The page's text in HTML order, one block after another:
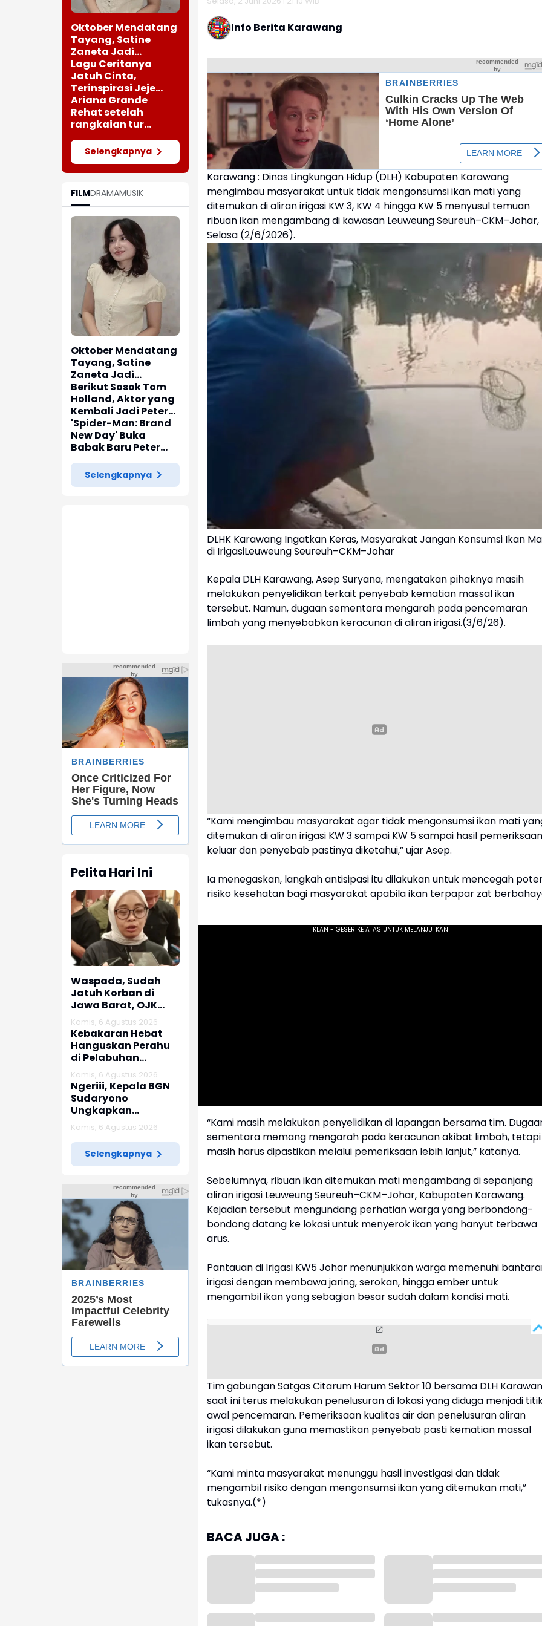
Oktober Mendatang
Tayang, Satine
Zaneta Jadi
Pemeran Utama Film
Siti Si Vampir
Lagu Ceritanya
Jatuh Cinta,
Terinspirasi Jeje
saat Bertemu
Perempuan Cantik
Ariana Grande
Rehat setelah
rangkaian tur
"Eternal Sunshine"
Selengkapnya
FILMDRAMAMUSIK
Oktober Mendatang
Tayang, Satine
Zaneta Jadi
Pemeran Utama Film
Siti Si Vampir
Berikut Sosok Tom
Holland, Aktor yang
Kembali Jadi Peter
Parker di 'Spider-
Man: Brand New Day'
'Spider-Man: Brand
New Day' Buka
Babak Baru Peter
Parker di Marvel
Cinematic Universe
Selengkapnya
Pelita Hari Ini
Waspada, Sudah
Jatuh Korban di
Jawa Barat, OJK
dan Polisi Ungkap
Dugaan Penipuan
Modus Titip Limit
Paylater
Kamis, 6 Agustus 2026
Kebakaran Hebat
Hanguskan Perahu
di Pelabuhan
Karangsong
Indramayu
Kamis, 6 Agustus 2026
Ngeriii, Kepala BGN
Sudaryono
Ungkapkan
Diketemukan Ada 6
Juta Data Ganda
Siswa Penerima MBG
Kamis, 6 Agustus 2026
Selengkapnya
Info Berita Karawang
Karawang : Dinas Lingkungan Hidup (DLH) Kabupaten Karawang
mengimbau masyarakat untuk tidak mengonsumsi ikan mati yang
ditemukan di aliran irigasi KW 3, KW 4 hingga KW 5 menyusul temuan
ribuan ikan mengambang di kawasan Leuweung Seureuh–CKM–Johar,
Selasa (2/6/2026).
DLHK Karawang Ingatkan Keras, Masyarakat Jangan Konsumsi Ikan
di IrigasiLeuweung Seureuh–CKM–Johar
Kepala DLH Karawang, Asep Suryana, mengatakan pihaknya masih
melakukan penyelidikan terkait penyebab kematian massal ikan
tersebut. Namun, dugaan sementara mengarah pada pencemaran
limbah yang menyebabkan keracunan di aliran irigasi.(3/6/26).
“Kami mengimbau masyarakat agar tidak mengonsumsi ikan mati
ditemukan di aliran irigasi KW 3 sampai KW 5 sampai hasil pemeriksaan
keluar dan penyebab pastinya diketahui,” ujar Asep.
Ia menegaskan, langkah antisipasi itu dilakukan untuk mencegah
risiko kesehatan bagi masyarakat apabila ikan terpapar zat
“Kami masih melakukan penyelidikan di lapangan bersama tim.
sementara memang mengarah pada keracunan akibat limbah, tetapi
masih harus dipastikan melalui pemeriksaan lebih lanjut,” katanya.
Sebelumnya, ribuan ikan ditemukan mati mengambang di sepanjang
aliran irigasi Leuweung Seureuh–CKM–Johar, Kabupaten Karawang.
Kejadian tersebut mengundang perhatian warga yang berbondong-
bondong datang ke lokasi untuk menyerok ikan yang hanyut terbawa
arus.
Pantauan di Irigasi KW5 Johar menunjukkan warga memenuhi
irigasi dengan membawa jaring, serokan, hingga ember untuk
mengambil ikan yang sebagian besar sudah dalam kondisi mati.
Tim gabungan Satgas Citarum Harum Sektor 10 bersama DLH
saat ini terus melakukan penelusuran di lokasi yang diduga menjadi
awal pencemaran. Pemeriksaan kualitas air dan penelusuran aliran
irigasi dilakukan guna memastikan penyebab pasti kematian massal
ikan tersebut.
“Kami minta masyarakat menunggu hasil investigasi dan tidak
mengambil risiko dengan mengonsumsi ikan yang ditemukan mati,”
tukasnya.(*)
BACA JUGA :